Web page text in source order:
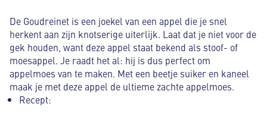
De Goudreinet is een joekel van een appel die je snel
herkent aan zijn knotserige uiterlijk. Laat dat je niet voor de
gek houden, want deze appel staat bekend als stoof- of
moesappel. Je raadt het al: hij is dus perfect om
appelmoes van te maken. Met een beetje suiker en kaneel
maak je met deze appel de ultieme zachte appelmoes.
Recept: